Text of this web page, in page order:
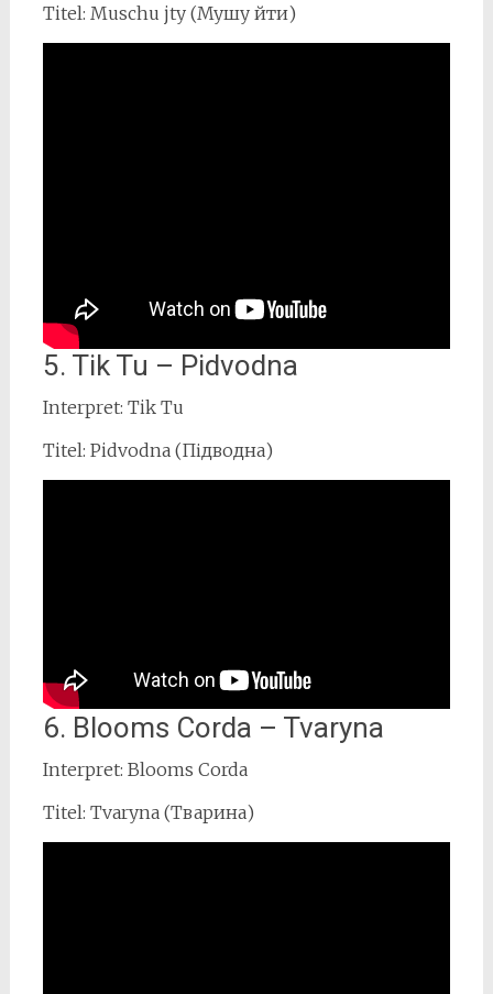
Titel: Muschu jty (Мушу йти)
5. Tik Tu – Pidvodna
Interpret: Tik Tu
Titel: Pidvodna (Підводна)
6. Blooms Corda – Tvaryna
Interpret: Blooms Corda
Titel: Tvaryna (Тварина)